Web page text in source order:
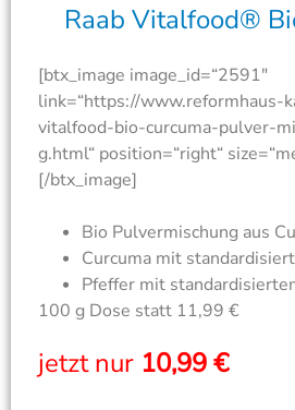
Raab Vitalfood®
[btx_image image_id=“2591″
link=“https://www.reformhaus-
vitalfood-bio-curcuma-pulver-
g.html“ position=“right“
[/btx_image]
Bio Pulvermischung aus
Curcuma mit
Pfeffer mit
100 g Dose statt 11,99 €
jetzt nur 10,99 €